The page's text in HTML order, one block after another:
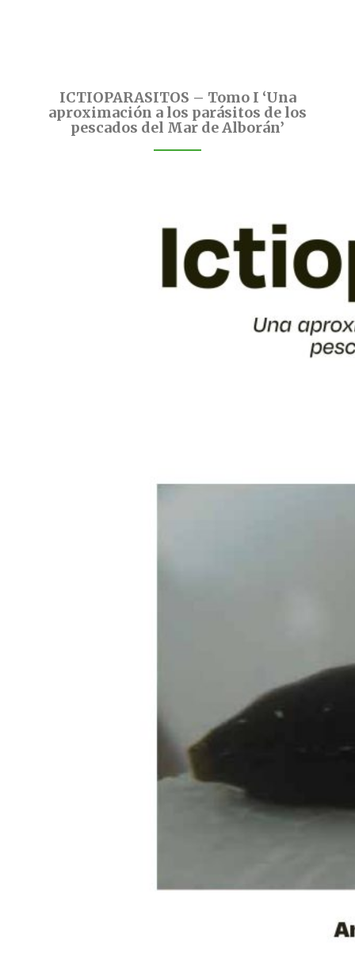
ICTIOPARASITOS – Tomo I ‘Una
aproximación a los parásitos de los
pescados del Mar de Alborán’